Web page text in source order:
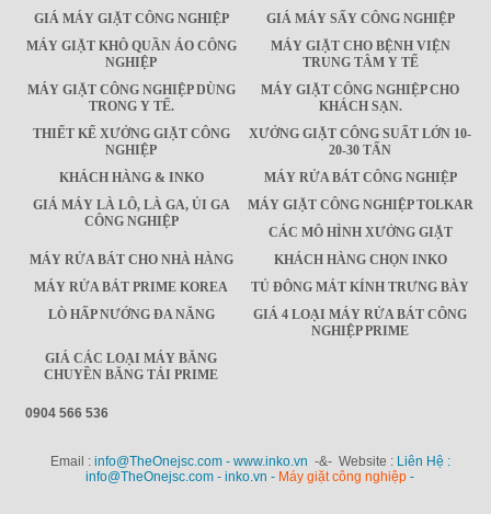
GIÁ MÁY GIẶT CÔNG NGHIỆP
GIÁ MÁY SẤY CÔNG NGHIỆP
MÁY GIẶT KHÔ QUẦN ÁO CÔNG
NGHIỆP
MÁY GIẶT CHO BỆNH VIỆN
TRUNG TÂM Y TẾ
MÁY GIẶT CÔNG NGHIỆP DÙNG
TRONG Y TẾ.
MÁY GIẶT CÔNG NGHIỆP CHO
KHÁCH SẠN.
THIẾT KẾ XƯỞNG GIẶT CÔNG
NGHIỆP
XƯỞNG GIẶT CÔNG SUẤT LỚN 10-
20-30 TẤN
KHÁCH HÀNG & INKO
MÁY RỬA BÁT CÔNG NGHIỆP
GIÁ MÁY LÀ LÔ, LÀ GA, ỦI GA
CÔNG NGHIỆP
MÁY GIẶT CÔNG NGHIỆP TOLKAR
CÁC MÔ HÌNH XƯỞNG GIẶT
MÁY RỬA BÁT CHO NHÀ HÀNG
KHÁCH HÀNG CHỌN INKO
MÁY RỬA BÁT PRIME KOREA
TỦ ĐÔNG MÁT KÍNH TRƯNG BÀY
LÒ HẤP NƯỚNG ĐA NĂNG
GIÁ 4 LOẠI MÁY RỬA BÁT CÔNG
NGHIỆP PRIME
GIÁ CÁC LOẠI MÁY BĂNG
CHUYỀN BĂNG TẢI PRIME
0904 566 536
Email : info@TheOnejsc.com - www.inko.vn -&- Website : Liên Hệ :
info@TheOnejsc.com - inko.vn - Máy giặt công nghiệp -